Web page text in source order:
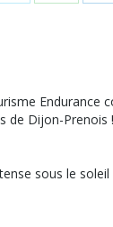
Endurance
de Dijon-Prenois !
sous le soleil